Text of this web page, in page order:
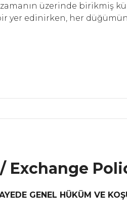
zamanın üzerinde
yer edinirken, her
Exchange
GENEL HÜKÜM VE